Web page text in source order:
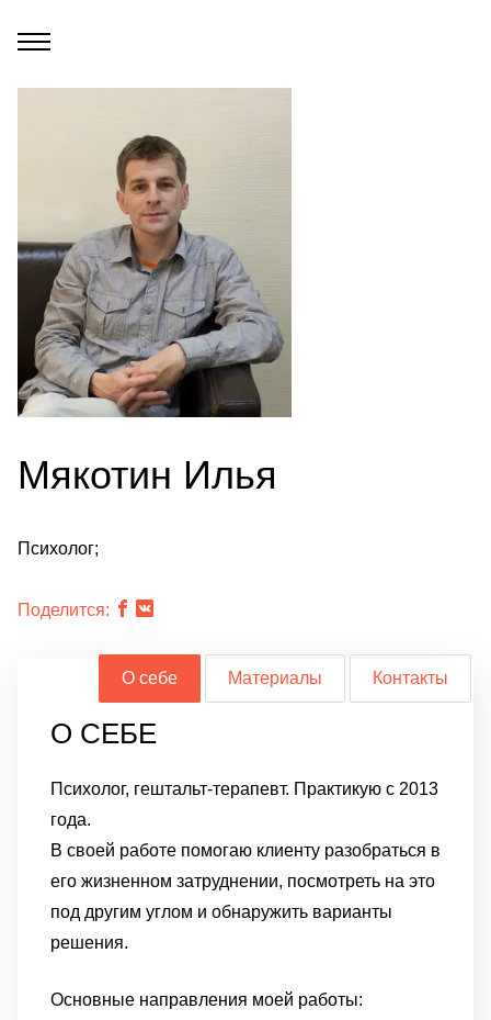
Мякотин Илья
Психолог;
Поделится:
О себе Материалы Контакты
О СЕБЕ
Психолог, гештальт-терапевт. Практикую с 2013
года.
В своей работе помогаю клиенту разобраться в
его жизненном затруднении, посмотреть на это
под другим углом и обнаружить варианты
решения.
Основные направления моей работы: